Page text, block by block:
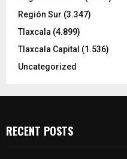
Región Sur (3.347)
Tlaxcala (4.899)
Tlaxcala Capital (1.536)
Uncategorized
RECENT POSTS